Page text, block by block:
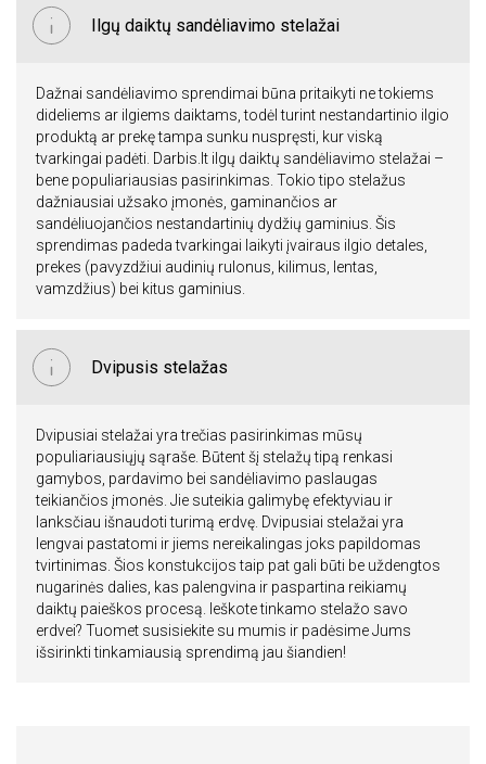
Ilgų daiktų sandėliavimo stelažai
Dažnai sandėliavimo sprendimai būna pritaikyti ne tokiems
dideliems ar ilgiems daiktams, todėl turint nestandartinio ilgio
produktą ar prekę tampa sunku nuspręsti, kur viską
tvarkingai padėti. Darbis.lt ilgų daiktų sandėliavimo stelažai –
bene populiariausias pasirinkimas. Tokio tipo stelažus
dažniausiai užsako įmonės, gaminančios ar
sandėliuojančios nestandartinių dydžių gaminius. Šis
sprendimas padeda tvarkingai laikyti įvairaus ilgio detales,
prekes (pavyzdžiui audinių rulonus, kilimus, lentas,
vamzdžius) bei kitus gaminius.
Dvipusis stelažas
Dvipusiai stelažai yra trečias pasirinkimas mūsų
populiariausiųjų sąraše. Būtent šį stelažų tipą renkasi
gamybos, pardavimo bei sandėliavimo paslaugas
teikiančios įmonės. Jie suteikia galimybę efektyviau ir
lanksčiau išnaudoti turimą erdvę. Dvipusiai stelažai yra
lengvai pastatomi ir jiems nereikalingas joks papildomas
tvirtinimas. Šios konstukcijos taip pat gali būti be uždengtos
nugarinės dalies, kas palengvina ir paspartina reikiamų
daiktų paieškos procesą. Ieškote tinkamo stelažo savo
erdvei? Tuomet susisiekite su mumis ir padėsime Jums
išsirinkti tinkamiausią sprendimą jau šiandien!